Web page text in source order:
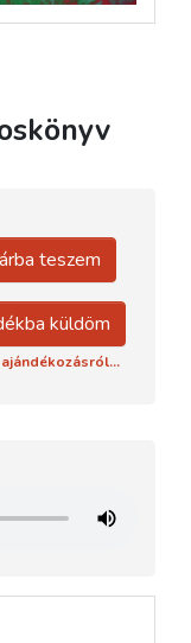
teszem
küldöm